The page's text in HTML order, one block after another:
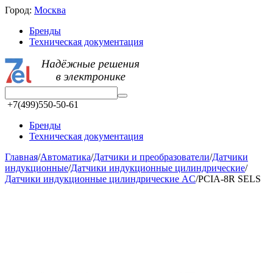
Город: Москва
Бренды
Техническая документация
+7(499)550-50-61
Бренды
Техническая документация
Главная/Автоматика/Датчики и преобразователи/Датчики
индукционные/Датчики индукционные цилиндрические/
Датчики индукционные цилиндрические AC/PCIA-8R SELS